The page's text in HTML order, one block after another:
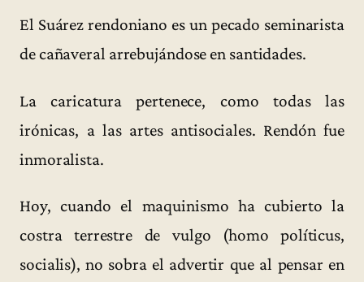
El Suárez rendoniano es un pecado seminarista
de cañaveral arrebujándose en santidades.
La caricatura pertenece, como todas las
irónicas, a las artes antisociales. Rendón fue
inmoralista.
Hoy, cuando el maquinismo ha cubierto la
costra terrestre de vulgo (homo políticus,
socialis), no sobra el advertir que al pensar en